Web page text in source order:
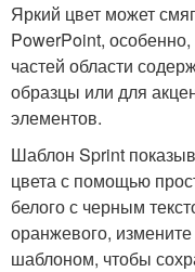
Яркий цвет может
PowerPoint, особенно,
частей области
образцы или для
элементов.
Шаблон Sprint
цвета с помощью
белого с черным
оранжевого,
шаблоном, чтобы